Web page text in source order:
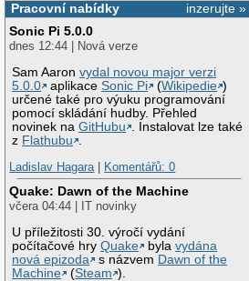
inzerujte »
Pracovní nabídky
Sonic Pi 5.0.0
dnes 12:44 | Nová verze
Sam Aaronvydal novou major verzi
5.0.0
aplikaceSonic Pi (Wikipedie )
určené také pro výuku programování
pomocí skládání hudby. Přehled
novinek naGitHubu
. Instalovat lze také
z Flathubu
Ladislav Hagara| Komentářů: 0
Quake: Dawn of the Machine
včera 04:44 | IT novinky
U příležitosti 30. výročí vydání
počítačové hryQuake bylavydána
nová epizoda
s názvem Dawn of the
Machine
(Steam ).